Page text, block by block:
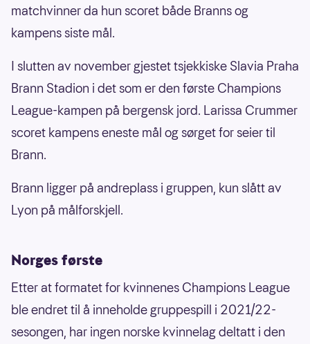
matchvinner da hun scoret både Branns og
kampens siste mål.
I slutten av november gjestet tsjekkiske Slavia Praha
Brann Stadion i det som er den første Champions
League-kampen på bergensk jord. Larissa Crummer
scoret kampens eneste mål og sørget for seier til
Brann.
Brann ligger på andreplass i gruppen, kun slått av
Lyon på målforskjell.
Norges første
Etter at formatet for kvinnenes Champions League
ble endret til å inneholde gruppespill i 2021/22-
sesongen, har ingen norske kvinnelag deltatt i den